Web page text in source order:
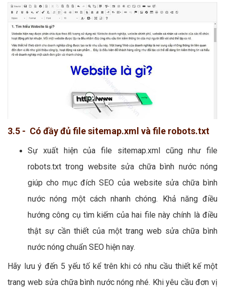
3.5 - Có đầy đủ file sitemap.xml và file robots.txt
Sự xuất hiện của file sitemap.xml cũng như file
robots.txt trong website sửa chữa bình nước nóng
giúp cho mục đích SEO của website sửa chữa bình
nước nóng một cách nhanh chóng. Khả năng điều
hướng công cụ tìm kiếm của hai file này chính là điều
thật sự cần thiết của một trang web sửa chữa bình
nước nóng chuẩn SEO hiện nay.
Hãy lưu ý đến 5 yếu tố kể trên khi có nhu cầu thiết kế một
trang web sửa chữa bình nước nóng nhé. Khi yêu cầu đơn vị